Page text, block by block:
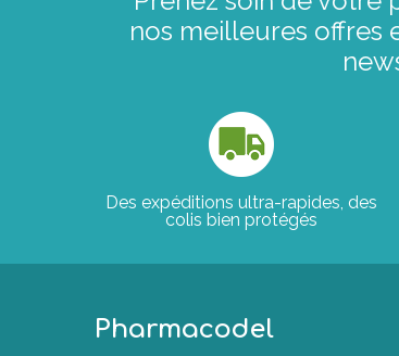
nos meilleures offres
Des expéditions ultra-rapides, des
colis bien protégés
Pharmacodel